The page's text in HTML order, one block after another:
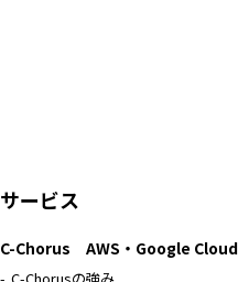
サービス
C-Chorus AWS・Google